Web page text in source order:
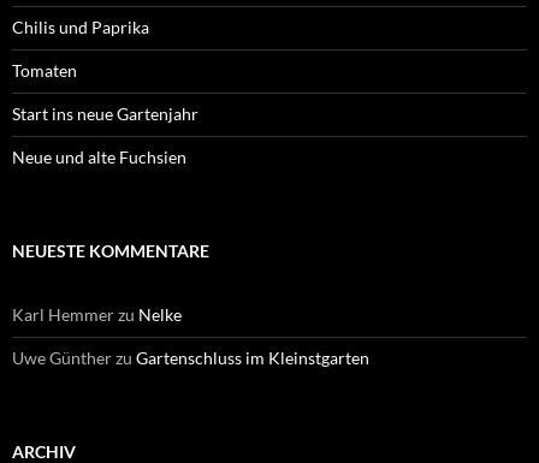
Chilis und Paprika
Tomaten
Start ins neue Gartenjahr
Neue und alte Fuchsien
NEUESTE KOMMENTARE
Karl Hemmerzu Nelke
Uwe Güntherzu Gartenschluss im Kleinstgarten
ARCHIV